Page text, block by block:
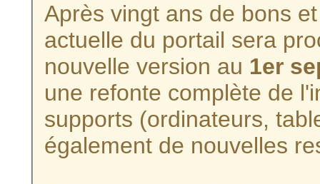
Après vingt ans de bons
actuelle du portail sera
nouvelle version au 1er
une refonte complète de
supports (ordinateurs,
également de nouvelles